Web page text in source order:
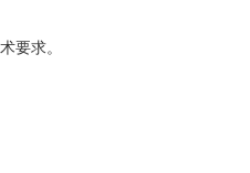
要求。